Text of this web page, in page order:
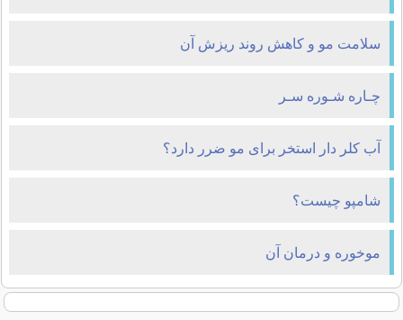
سلامت مو و کاهش روند ریزش آن
چـاره شـوره سـر
آب کلر دار استخر برای مو ضرر دارد؟
شامپو چیست؟
موخوره و درمان آن